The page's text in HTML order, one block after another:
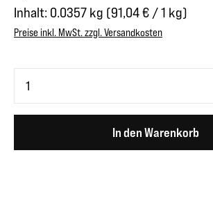
Inhalt: 0.0357 kg (91,04 € / 1 kg)
Preise inkl. MwSt. zzgl. Versandkosten
In den Warenkorb